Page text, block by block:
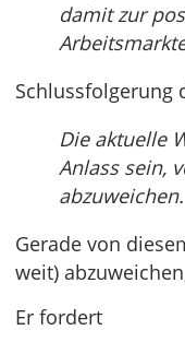
damit zur
Schlussfolgerung
Die aktuelle
Anlass sein,
abzuweichen.
Gerade von
weit)
Er fordert